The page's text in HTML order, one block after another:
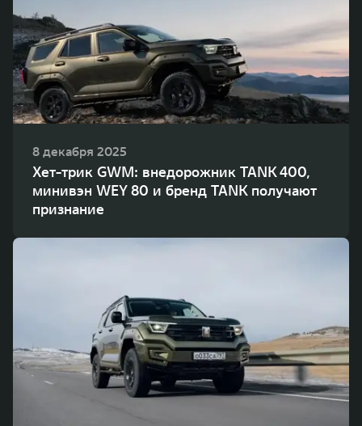
8 декабря 2025
Хет-трик GWM: внедорожник TANK 400,
минивэн WEY 80 и бренд TANK получают
признание